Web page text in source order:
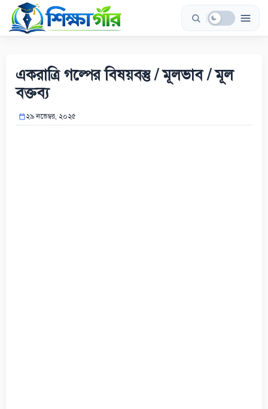
Skip
content
একরাত্রি গল্পের বিষয়বস্তু / মূলভাব / মূল
বক্তব্য
২৯ নভেম্বর, ২০২৫